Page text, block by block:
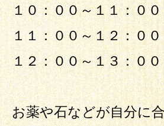
１０：００～１１：００
１１：００～１２：００
１２：００～１３：００
お薬や石などが自分に